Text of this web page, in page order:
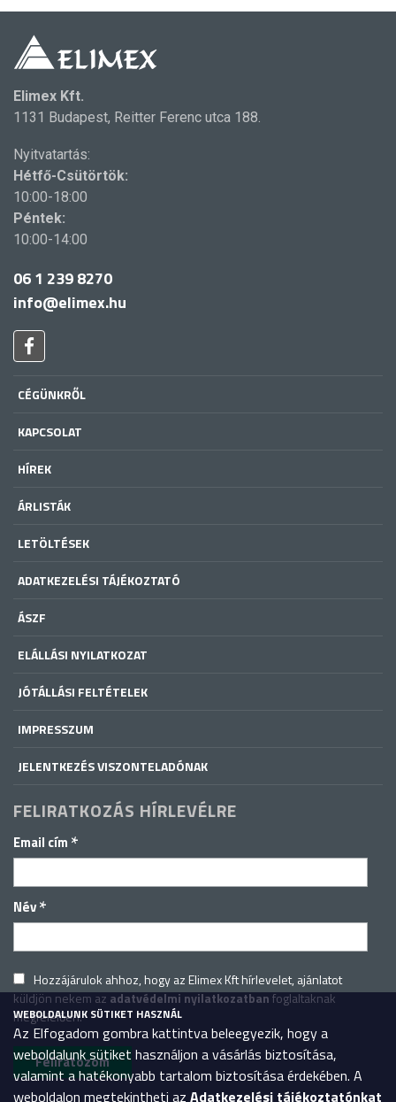
Elimex Kft.
1131 Budapest, Reitter Ferenc utca 188.
Nyitvatartás:
Hétfő-Csütörtök:
10:00-18:00
Péntek:
10:00-14:00
06 1 239 8270
info@elimex.hu
CÉGÜNKRŐL
KAPCSOLAT
HÍREK
ÁRLISTÁK
LETÖLTÉSEK
ADATKEZELÉSI TÁJÉKOZTATÓ
ÁSZF
ELÁLLÁSI NYILATKOZAT
JÓTÁLLÁSI FELTÉTELEK
IMPRESSZUM
JELENTKEZÉS VISZONTELADÓNAK
FELIRATKOZÁS HÍRLEVÉLRE
Email cím *
Név*
Hozzájárulok ahhoz, hogy az Elimex Kft hírlevelet, ajánlatot
küldjön nekem azadatvédelmi nyilatkozatbanfoglaltaknak
megfelelően.
WEBOLDALUNK SÜTIKET HASZNÁL
Az Elfogadom gombra kattintva beleegyezik, hogy a
weboldalunk sütiket használjon a vásárlás biztosítása,
valamint a hatékonyabb tartalom biztosítása érdekében. A
weboldalon megtekintheti az Adatkezelési tájékoztatónkat